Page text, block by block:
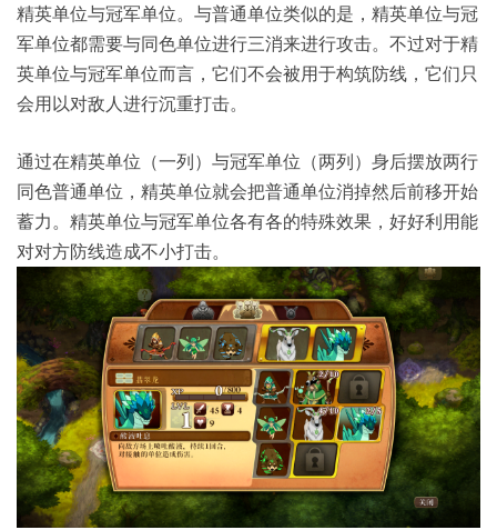
精英单位与冠军单位。与普通单位类似的是，精英单位与冠
军单位都需要与同色单位进行三消来进行攻击。不过对于精
英单位与冠军单位而言，它们不会被用于构筑防线，它们只
会用以对敌人进行沉重打击。
通过在精英单位（一列）与冠军单位（两列）身后摆放两行
同色普通单位，精英单位就会把普通单位消掉然后前移开始
蓄力。精英单位与冠军单位各有各的特殊效果，好好利用能
对对方防线造成不小打击。